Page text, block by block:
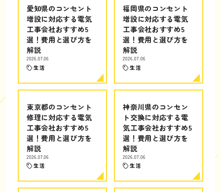
愛知県のコンセント
増設に対応する電気
工事会社おすすめ5
選！費用と選び方を
解説
2026.07.06
生活
福岡県のコンセント
増設に対応する電気
工事会社おすすめ5
選！費用と選び方を
解説
2026.07.06
生活
東京都のコンセント
修理に対応する電気
工事会社おすすめ5
選！費用と選び方を
解説
2026.07.06
生活
神奈川県のコンセン
ト交換に対応する電
気工事会社おすすめ5
選！費用と選び方を
解説
2026.07.06
生活